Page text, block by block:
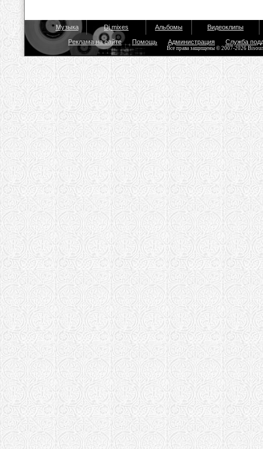
Музыка Dj mixes Альбомы Видеоклипы
Реклама на сайте Помощь Администрация Служба
Все права защищены © 2007-2026